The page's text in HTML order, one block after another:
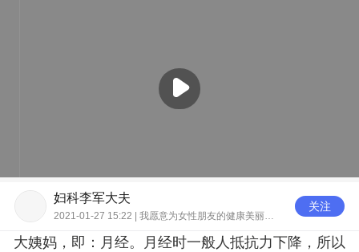
妇科李军大夫
2021-01-27 15:22 | 我愿意为女性朋友的健康美丽保驾护航
关注
大姨妈，即：月经。月经时一般人抵抗力下降，所以